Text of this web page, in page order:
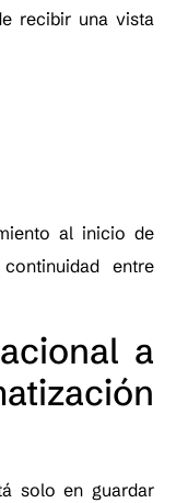
recibir una vista
al inicio de
entre
a
solo en guardar